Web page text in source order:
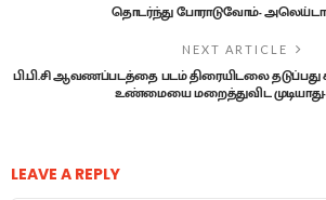
தொடர்ந்து போராடுவோம்- அலெய்டா
NEXT ARTICLE
பி.பி.சி ஆவணப்படத்தை படம் திரையிடலை
உண்மையை மறைத்துவிட முடியாது-
LEAVE A REPLY